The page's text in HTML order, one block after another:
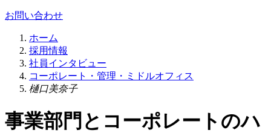
お問い合わせ
ホーム
採用情報
社員インタビュー
コーポレート・管理・ミドルオフィス
樋口美奈子
事業部門とコーポレートのハ